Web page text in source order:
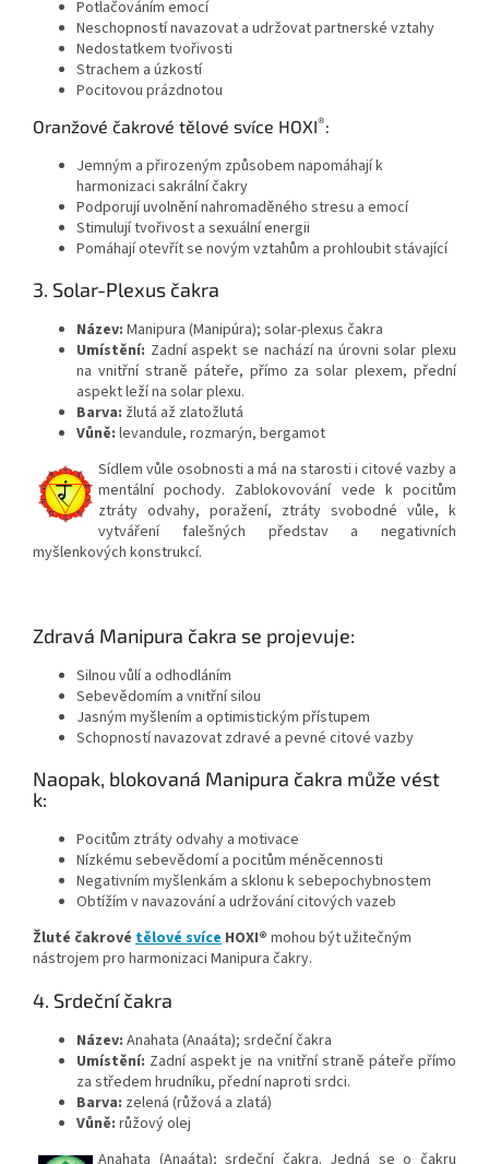
Potlačováním emocí
Neschopností navazovat a udržovat partnerské vztahy
Nedostatkem tvořivosti
Strachem a úzkostí
Pocitovou prázdnotou
Oranžové čakrové tělové svíce HOXI®:
Jemným a přirozeným způsobem napomáhají k
harmonizaci sakrální čakry
Podporují uvolnění nahromaděného stresu a emocí
Stimulují tvořivost a sexuální energii
Pomáhají otevřít se novým vztahům a prohloubit stávající
3. Solar-Plexus čakra
Název: Manipura (Manipúra); solar-plexus čakra
Umístění: Zadní aspekt se nachází na úrovni solar plexu
na vnitřní straně páteře, přímo za solar plexem, přední
aspekt leží na solar plexu.
Barva: žlutá až zlatožlutá
Vůně: levandule, rozmarýn, bergamot
Sídlem vůle osobnosti a má na starosti i citové vazby a
mentální pochody. Zablokovování vede k pocitům
ztráty odvahy, poražení, ztráty svobodné vůle, k
vytváření falešných představ a negativních
myšlenkových konstrukcí.
Zdravá Manipura čakra se projevuje:
Silnou vůlí a odhodláním
Sebevědomím a vnitřní silou
Jasným myšlením a optimistickým přístupem
Schopností navazovat zdravé a pevné citové vazby
Naopak, blokovaná Manipura čakra může vést
k:
Pocitům ztráty odvahy a motivace
Nízkému sebevědomí a pocitům méněcennosti
Negativním myšlenkám a sklonu k sebepochybnostem
Obtížím v navazování a udržování citových vazeb
Žluté čakrové tělové svíce HOXI® mohou být užitečným
nástrojem pro harmonizaci Manipura čakry.
4. Srdeční čakra
Název: Anahata (Anaáta); srdeční čakra
Umístění: Zadní aspekt je na vnitřní straně páteře přímo
za středem hrudníku, přední naproti srdci.
Barva: zelená (růžová a zlatá)
Vůně: růžový olej